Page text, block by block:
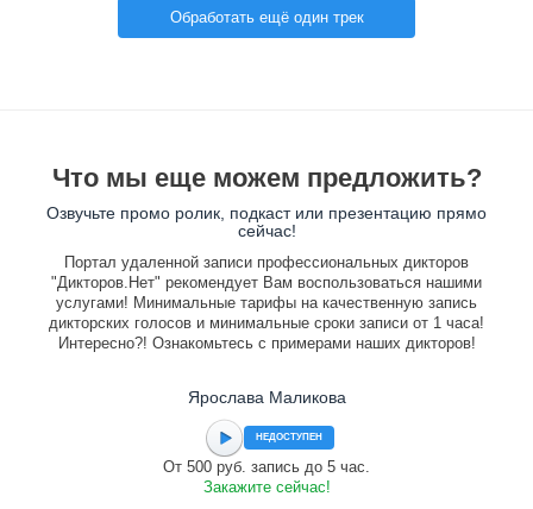
Обработать ещё один трек
Что мы еще можем предложить?
Озвучьте промо ролик, подкаст или презентацию прямо
сейчас!
Портал удаленной записи профессиональных дикторов
"Дикторов.Нет" рекомендует Вам воспользоваться нашими
услугами! Минимальные тарифы на качественную запись
дикторских голосов и минимальные сроки записи от 1 часа!
Интересно?! Ознакомьтесь с примерами наших дикторов!
Ярослава Маликова
НЕДОСТУПЕН
От 500 руб. запись до 5 час.
Закажите сейчас!